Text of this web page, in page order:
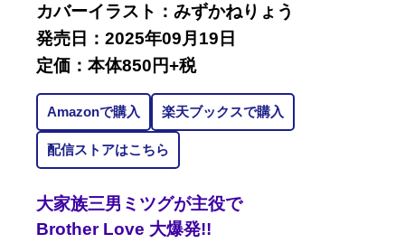
カバーイラスト：みずかねりょう
発売日：2025年09月19日
定価：本体850円+税
Amazonで購入 楽天ブックスで購入
配信ストアはこちら
大家族三男ミツグが主役で
Brother Love 大爆発!!